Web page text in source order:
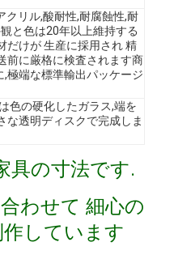
クリル,酸耐性,耐腐蝕性,耐
と色は20年以上維持する
だけが 生産に採用され 精
前に厳格に検査されます商
極端な標準輸出パッケージ
色の硬化したガラス,端を
な透明ディスクで完成しま
具の寸法です.
わせて 細心の
しています